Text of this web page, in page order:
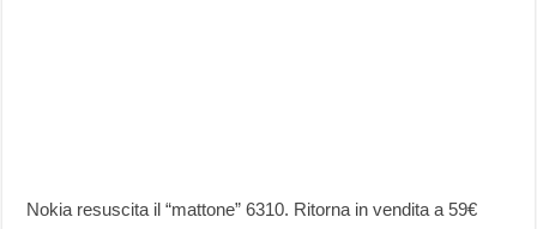
Nokia resuscita il “mattone” 6310. Ritorna in vendita a 59€